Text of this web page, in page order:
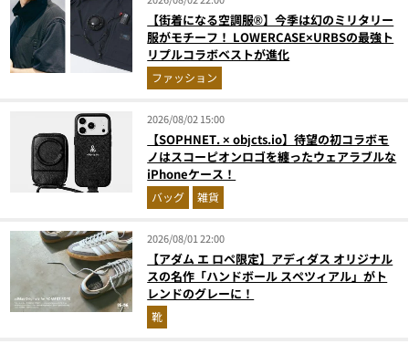
【街着になる空調服®】今季は幻のミリタリー
服がモチーフ！ LOWERCASE×URBSの最強ト
リプルコラボベストが進化
ファッション
2026/08/02 15:00
【SOPHNET. × objcts.io】待望の初コラボモ
ノはスコーピオンロゴを纏ったウェアラブルな
iPhoneケース！
バッグ 雑貨
2026/08/01 22:00
【アダム エ ロペ限定】アディダス オリジナル
スの名作「ハンドボール スペツィアル」がト
レンドのグレーに！
靴